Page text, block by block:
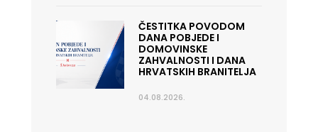
ČESTITKA POVODOM
DANA POBJEDE I
DOMOVINSKE
ZAHVALNOSTI I DANA
HRVATSKIH BRANITELJA
04.08.2026.